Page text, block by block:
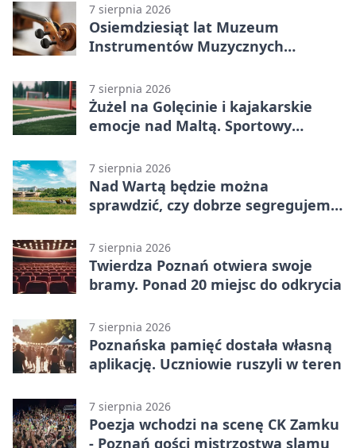
7 sierpnia 2026
Osiemdziesiąt lat Muzeum
Instrumentów Muzycznych
7 sierpnia 2026
Żużel na Golęcinie i kajakarskie
emocje nad Maltą. Sportowy
7 sierpnia 2026
Nad Wartą będzie można
sprawdzić, czy dobrze segregujemy
7 sierpnia 2026
Twierdza Poznań otwiera swoje
bramy. Ponad 20 miejsc do odkrycia
7 sierpnia 2026
Poznańska pamięć dostała własną
aplikację. Uczniowie ruszyli w teren
7 sierpnia 2026
Poezja wchodzi na scenę CK Zamku
- Poznań gości mistrzostwa slamu